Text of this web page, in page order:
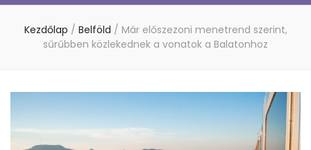
Kezdőlap / Belföld / Már előszezoni menetrend szerint,
sűrűbben közlekednek a vonatok a Balatonhoz